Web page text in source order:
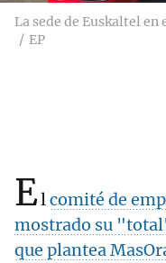
La sede de Euskaltel
EP
Elcomité de
mostrado su
que plantea